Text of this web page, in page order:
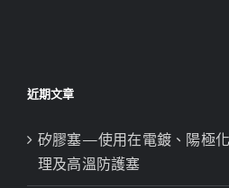
近期文章
矽膠塞—使用在電鍍、陽極
理及高溫防護塞